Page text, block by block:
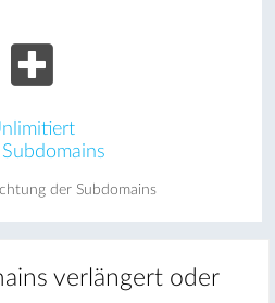
der Subdomains
verlängert oder